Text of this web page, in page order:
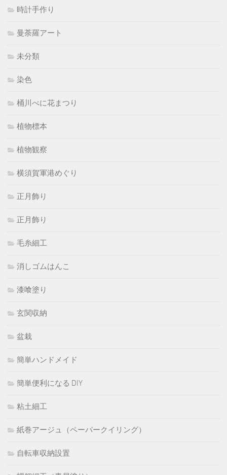
時計手作り
曼荼羅アート
未分類
染色
桶川べに花まつり
植物標本
植物観察
横須賀軍港めぐり
正月飾り
正月飾り
毛糸細工
消しゴムはんこ
漆喰塗り
玄関収納
盆栽
簡単ハンドメイド
簡単便利になる DIY
粘土細工
紙巻アージュ（ペーパークイリング）
自転車収納設置